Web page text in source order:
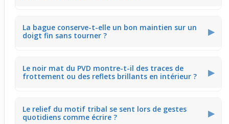
argentées créé un rendu assez net qui capte bien la
lumière du jour. Lors d’une promenade en extérieur, le
La bague conserve-t-elle un bon maintien sur un
doigt fin sans tourner ?
▶
bien à la peau tout en restant stable. En tapant sur un
clavier, la bague reste bien en place sans glisser.
Le noir mat du PVD montre-t-il des traces de
frottement ou des reflets brillants en intérieur ?
▶
éclairage artificiel. En réunion, la bague offre un rendu
sobre et élégant sans accrocher la lumière de manière
Le relief du motif tribal se sent lors de gestes
quotidiens comme écrire ?
▶